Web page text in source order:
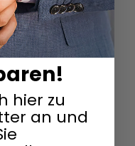
hier zu
an und